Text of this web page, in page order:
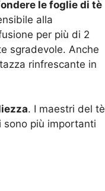
le foglie di tè
alla
per più di 2
sgradevole. Anche
rinfrescante in
. I maestri del tè
sono più importanti